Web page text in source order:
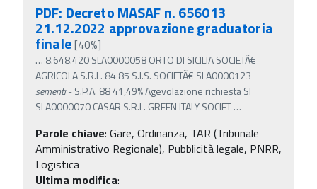
PDF: Decreto MASAF n. 656013
21.12.2022 approvazione graduatoria
finale[40%]
… 8.648.420 SLA0000058 ORTO DI SICILIA SOCIETÃ€
AGRICOLA S.R.L. 84 85 S.I.S. SOCIETÃ€ SLA0000123
sementi- S.P.A. 88 41,49% Agevolazione richiesta SI
SLA0000070 CASAR S.R.L. GREEN ITALY SOCIET…
Parole chiave: Gare, Ordinanza, TAR (Tribunale
Amministrativo Regionale), Pubblicità legale, PNRR,
Logistica
Ultima modifica: